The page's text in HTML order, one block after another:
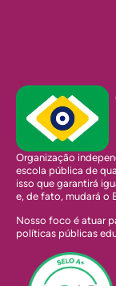
Organização
escola pública de
isso que garantirá
e, de fato, mudará o
Nosso foco é atuar
políticas públicas